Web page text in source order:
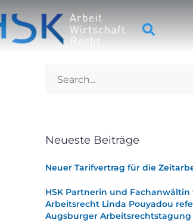
Neueste Beiträge
Neuer Tarifvertrag für die
HSK Partnerin und Fachanwältin
Arbeitsrecht Linda Pouyadou
Augsburger Arbeitsrechtstagung